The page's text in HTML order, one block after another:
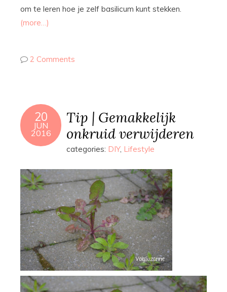
om te leren hoe je zelf basilicum kunt stekken.
(more…)
2 Comments
20
JUN
2016
Tip | Gemakkelijk
onkruid verwijderen
categories: DIY, Lifestyle